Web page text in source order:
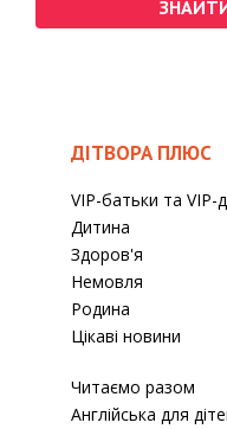
ДІТВОРА ПЛЮС
VIP-батьки та VIP-
Дитина
Здоров'я
Немовля
Родина
Цікаві новини
Читаємо разом
Англійська для